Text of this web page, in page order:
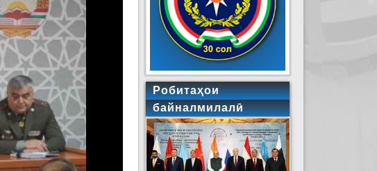
Робитаҳои
байналмилалӣ